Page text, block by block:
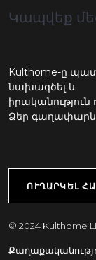
Կապվեք
Kulthome-ը
նախագծել և
իրականություն
Ձեր
ՈՒՂԱՐԿԵԼ
© 2024 Kulthome